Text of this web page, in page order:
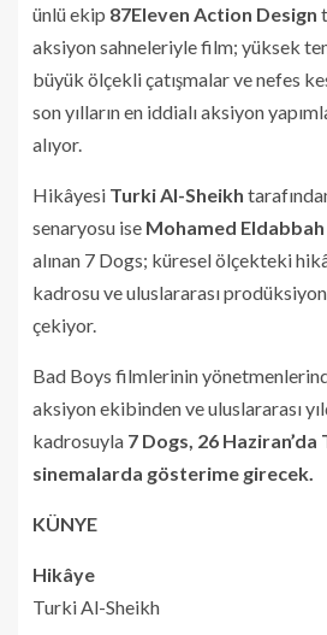
ünlü ekip 87Eleven Action Design
aksiyon sahneleriyle film; yüksek
büyük ölçekli çatışmalar ve nefes
son yılların en iddialı aksiyon
alıyor.
Hikâyesi Turki Al-Sheikh
senaryosu ise Mohamed Eldabbah
alınan 7 Dogs; küresel ölçekteki
kadrosu ve uluslararası
çekiyor.
Bad Boys filmlerinin
aksiyon ekibinden ve uluslararası
kadrosuyla 7 Dogs, 26
sinemalarda gösterime girecek.
KÜNYE
Hikâye
Turki Al-Sheikh